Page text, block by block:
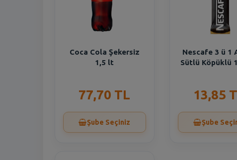
Coca Cola Şekersiz
1,5 lt
77,70 TL
Şube Seçiniz
Nescafe 3 ü 1
Sütlü Köpüklü
13,85
Şube